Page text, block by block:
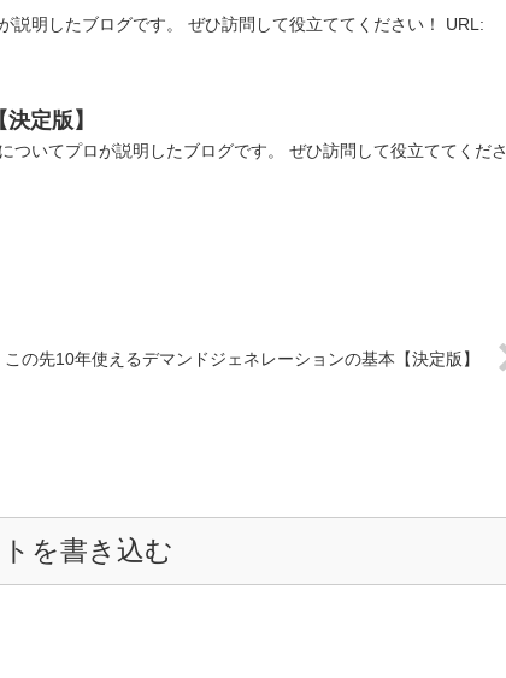
説明したブログです。 ぜひ訪問して役立ててください！ URL:
定版】
ついてプロが説明したブログです。 ぜひ訪問して役立ててくださ
この先10年使えるデマンドジェネレーションの基本【決定版】
を書き込む